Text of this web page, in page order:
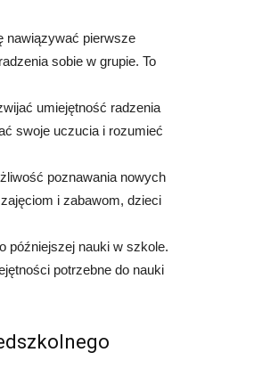
nawiązywać pierwsze
sobie w grupie. To
umiejętność radzenia
swoje uczucia i rozumieć
poznawania nowych
i zabawom, dzieci
późniejszej nauki w szkole.
potrzebne do nauki